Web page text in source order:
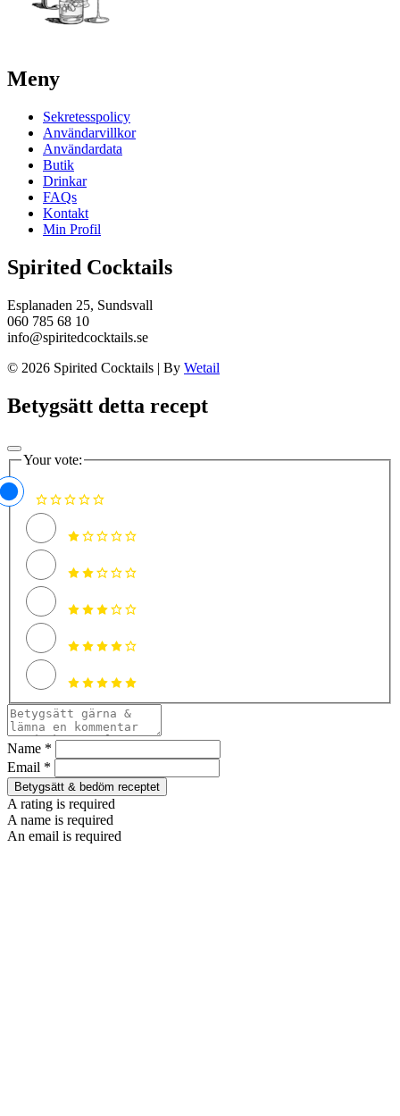
Meny
Sekretesspolicy
Användarvillkor
Användardata
Butik
Drinkar
FAQs
Kontakt
Min Profil
Spirited Cocktails
Esplanaden 25, Sundsvall
060 785 68 10
info@spiritedcocktails.se
© 2026 Spirited Cocktails | By Wetail
Betygsätt detta recept
Your vote:
Name *
Email *
Betygsätt & bedöm receptet
A rating is required
A name is required
An email is required